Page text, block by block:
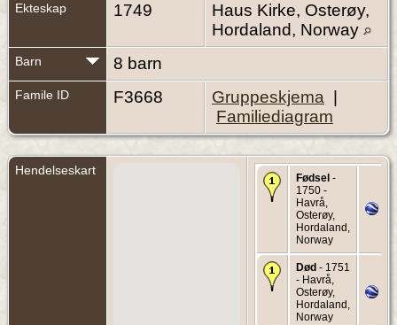
Ekteskap 1749
Haus Kirke, Osterøy,
Hordaland, Norway
Barn 8 barn
Famile ID F3668 Gruppeskjema
Familiediagram
Hendelseskart
Fødsel -
1750 -
Havrå,
Osterøy,
Hordaland,
Norway
Død - 1751
- Havrå,
Osterøy,
Hordaland,
Norway